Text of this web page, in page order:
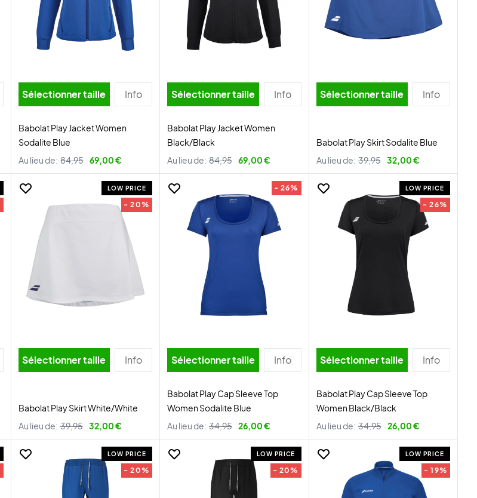
Sélectionner taille Info
Babolat Play Jacket Women
Sodalite Blue
Au lieu de: 84,95 69,00 €
Sélectionner taille Info
Babolat Play Jacket Women
Black/Black
Au lieu de: 84,95 69,00 €
Sélectionner taille Info
Babolat Play Skirt Sodalite Blue
Au lieu de: 39,95 32,00 €
LOW PRICE
- 20%
Sélectionner taille Info
Babolat Play Skirt White/White
Au lieu de: 39,95 32,00 €
- 26%
Sélectionner taille Info
Babolat Play Cap Sleeve Top
Women Sodalite Blue
Au lieu de: 34,95 26,00 €
LOW PRICE
- 26%
Sélectionner taille Info
Babolat Play Cap Sleeve Top
Women Black/Black
Au lieu de: 34,95 26,00 €
LOW PRICE
- 20%
LOW PRICE
- 20%
LOW PRICE
- 19%